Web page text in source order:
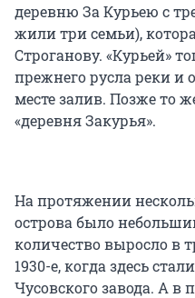
деревню За Курьею с
жили три семьи),
Строганову. «Курьей»
прежнего русла реки и
месте залив. Позже то
«деревня Закурья».
На протяжении
острова было
количество выросло в
1930-е, когда здесь
Чусовского завода. А в